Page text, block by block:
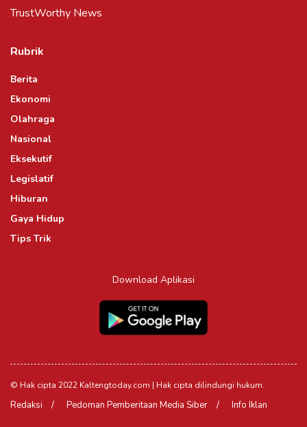
TrustWorthy News
Rubrik
Berita
Ekonomi
Olahraga
Nasional
Eksekutif
Legislatif
Hiburan
Gaya Hidup
Tips Trik
Download Aplikasi
© Hak cipta 2022 Kaltengtoday.com | Hak cipta dilindungi hukum.
Redaksi Pedoman Pemberitaan Media Siber Info Iklan